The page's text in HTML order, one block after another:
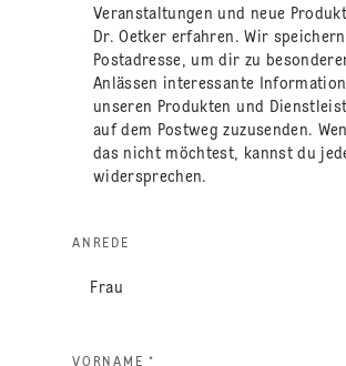
Veranstaltungen und neue
Dr. Oetker erfahren. Wir
Postadresse, um dir zu
Anlässen interessante
unseren Produkten und
auf dem Postweg zuzusenden.
das nicht möchtest, kannst du
widersprechen.
ANREDE
VORNAME *